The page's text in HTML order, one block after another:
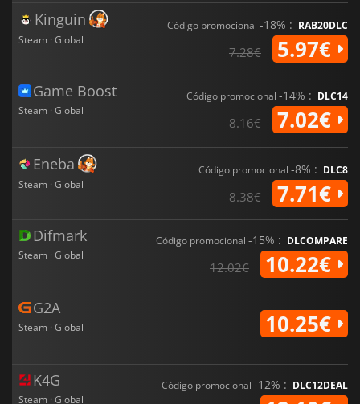
Kinguin
Steam · Global
Código promocional -18% : RAB20DLC
7.28€ 5.97€
Game Boost
Steam · Global
Código promocional -14% : DLC14
8.16€ 7.02€
Eneba
Steam · Global
Código promocional -8% : DLC8
8.38€ 7.71€
Difmark
Steam · Global
Código promocional -15% : DLCOMPARE
12.02€ 10.22€
G2A
Steam · Global 10.25€
K4G
Steam · Global
Código promocional -12% : DLC12DEAL